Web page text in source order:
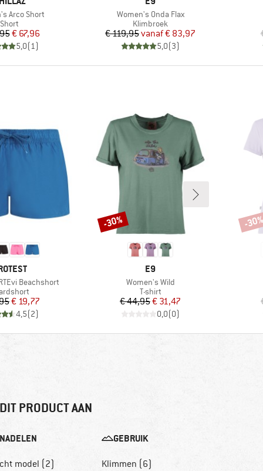
Arco Short
Productgroep
Short
Prijs
Verlaagde prijs
€ 67,96
5,0(1)
Artikel
Women's Onda Flax
Productgroep
Klimbroek
Prijs
€ 119,95 Verlaagde prijs
vanaf€ 83,97
5,0(3)
Beachshort
Prijs
Verlaagde prijs
€ 19,77
4,5(2)
MERK
E9
Artikel
Women's Wild
Productgroep
T-shirt
Prijs
€ 44,95Verlaagde prijs
€ 31,47
0,0(0)
Korting
-30% -
PRODUCT AAN
NADELEN
model (2)
GEBRUIK
Klimmen (6)